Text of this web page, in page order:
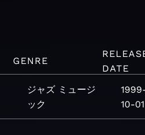
GENRE
DATE
ジャズ ミュージ
ック
10-01